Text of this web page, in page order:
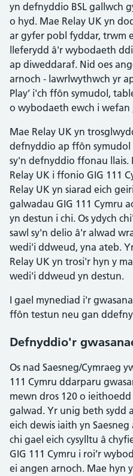
yn defnyddio BSL gallwch
o hyd. Mae Relay UK yn
ar gyfer pobl fyddar, trwm
lleferydd â'r wybodaeth
ap diweddaraf. Nid oes
arnoch - lawrlwythwch yr
Play’ i'ch ffôn symudol,
o wybodaeth ewch i wefan
Mae Relay UK yn
defnyddio ap ffôn
sy'n defnyddio ffonau
Relay UK i ffonio GIG 111
Relay UK yn siarad eich
galwadau GIG 111 Cymru
yn destun i chi. Os ydych
sawl sy'n delio â'r alwad
wedi'i ddweud, yna ateb.
Relay UK yn trosi'r hyn y
wedi'i ddweud yn destun.
I gael mynediad i'r
ffôn testun neu gan
Defnyddio'r
Os nad Saesneg/Cymraeg
111 Cymru ddarparu
mewn dros 120 o
galwad. Yr unig beth sydd
eich dewis iaith yn
chi gael eich cysylltu â
GIG 111 Cymru i roi’r
ei angen arnoch. Mae hyn